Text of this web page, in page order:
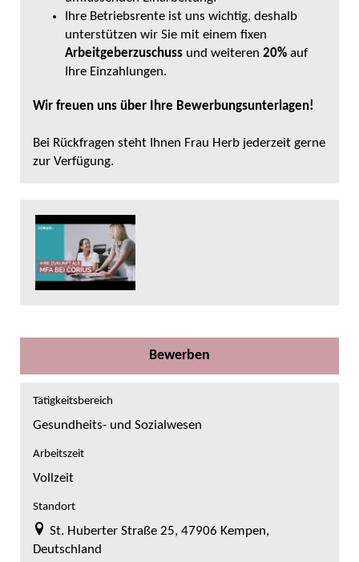
Ihre Betriebsrente ist uns wichtig, deshalb
unterstützen wir Sie mit einem fixen
Arbeitgeberzuschuss und weiteren 20% auf
Ihre Einzahlungen.
Wir freuen uns über Ihre Bewerbungsunterlagen!
Bei Rückfragen steht Ihnen Frau Herb jederzeit gerne
zur Verfügung.
Bewerben
Tätigkeitsbereich
Gesundheits- und Sozialwesen
Arbeitszeit
Vollzeit
Standort
St. Huberter Straße 25, 47906 Kempen,
Deutschland